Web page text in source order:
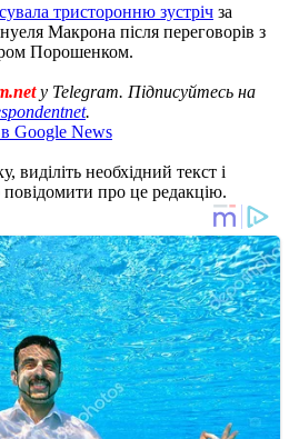
тристоронню зустріч за
Макрона після переговорів з
Порошенком.
у Telegram. Підписуйтесь на
.
Google News
необхідний текст і
про це редакцію.